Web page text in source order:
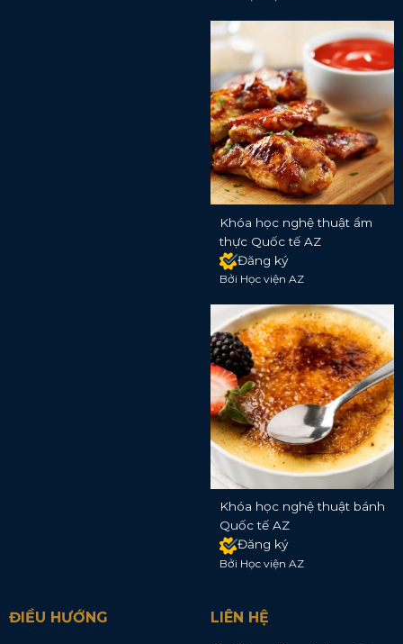
Khóa học nghệ thuật ẩm
thực Quốc tế AZ
Đăng ký
Bởi Học viện AZ
Khóa học nghệ thuật bánh
Quốc tế AZ
Đăng ký
Bởi Học viện AZ
ĐIỀU HƯỚNG LIÊN HỆ